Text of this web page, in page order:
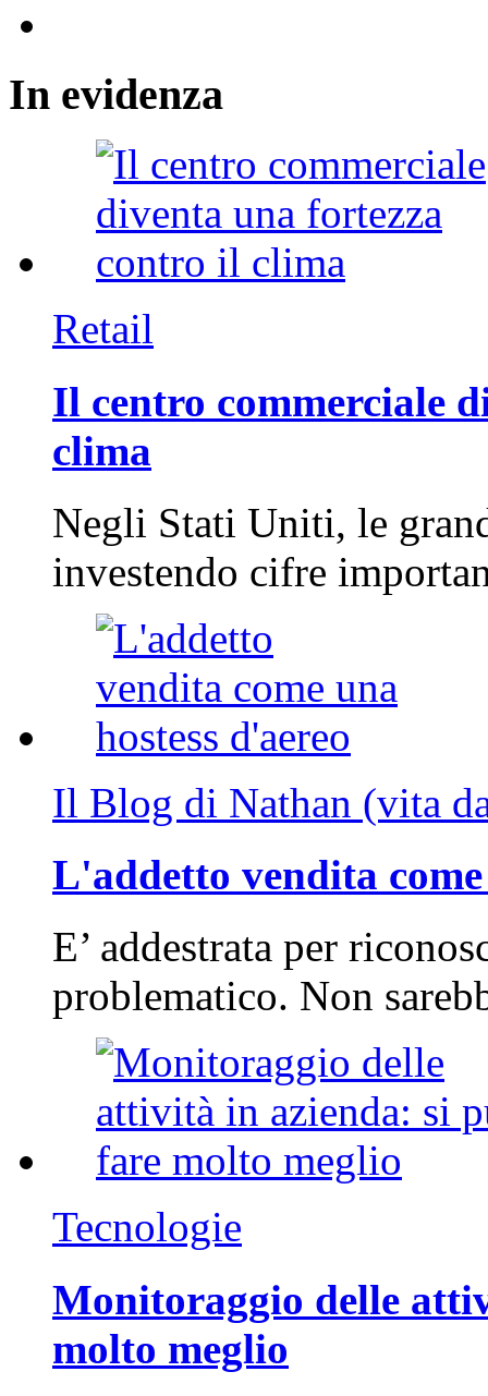
In evidenza
Retail
Il centro commerciale
clima
Negli Stati Uniti, le
investendo cifre
Il Blog di Nathan (vita
L'addetto vendita
E’ addestrata per
problematico. Non
Tecnologie
Monitoraggio delle
molto meglio